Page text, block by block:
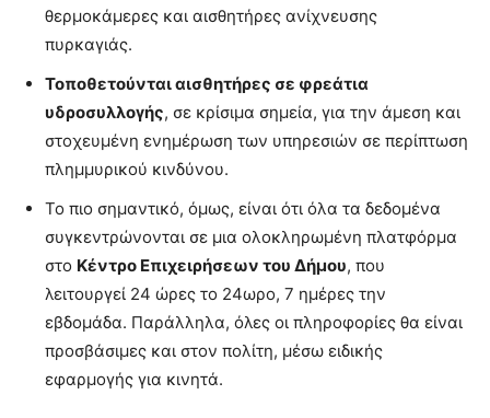
θερμοκάμερες και αισθητήρες ανίχνευσης
πυρκαγιάς.
Τοποθετούνται αισθητήρες σε φρεάτια
υδροσυλλογής, σε κρίσιμα σημεία, για την άμεση και
στοχευμένη ενημέρωση των υπηρεσιών σε περίπτωση
πλημμυρικού κινδύνου.
Το πιο σημαντικό, όμως, είναι ότι όλα τα δεδομένα
συγκεντρώνονται σε μια ολοκληρωμένη πλατφόρμα
στο Κέντρο Επιχειρήσεων του Δήμου, που
λειτουργεί 24 ώρες το 24ωρο, 7 ημέρες την
εβδομάδα. Παράλληλα, όλες οι πληροφορίες θα είναι
προσβάσιμες και στον πολίτη, μέσω ειδικής
εφαρμογής για κινητά.